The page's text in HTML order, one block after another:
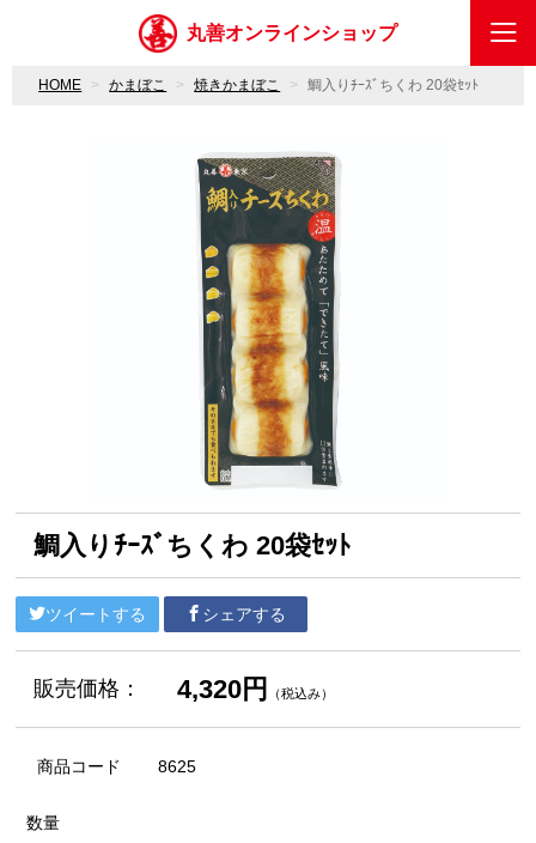
丸善オンラインショップ
HOME かまぼこ 焼きかまぼこ 鯛入りﾁｰｽﾞちくわ 20袋ｾｯﾄ
鯛入りﾁｰｽﾞちくわ 20袋ｾｯﾄ
ツイートする シェアする
販売価格： 4,320円 （税込み）
商品コード 8625
数量